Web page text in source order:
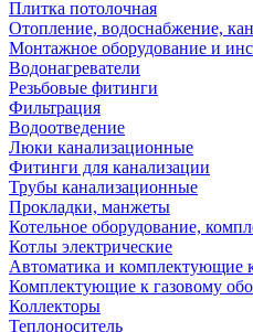
Плитка потолочная
Отопление, водоснабжение,
Монтажное оборудование и
Водонагреватели
Резьбовые фитинги
Фильтрация
Водоотведение
Люки канализационные
Фитинги для канализации
Трубы канализационные
Прокладки, манжеты
Котельное оборудование,
Котлы электрические
Автоматика и комплектующие
Комплектующие к газовому
Коллекторы
Теплоноситель